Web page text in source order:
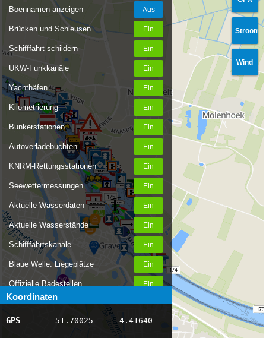
Boennamen anzeigen
Brücken und Schleusen
Schifffahrt schildern
UKW-Funkkanäle
Yachthäfen
Kilometrierung
Bunkerstationen
Autoverladebuchten
KNRM-Rettungsstationen
Seewettermessungen
Aktuelle Wasserdaten
Aktuelle Wasserstände
Schifffahrtskanäle
Blaue Welle: Liegeplätze
Offizielle Badestellen
Nachrichten Binnenschifffahrt
AIS-Schiffspositionen
Koordinaten
GPS 51.70025 4.41640
Stroom
Wind
174
176
175
173